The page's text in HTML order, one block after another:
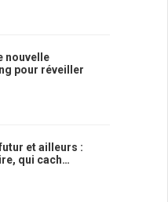
nouvelle
pour réveiller
et ailleurs :
qui cach…